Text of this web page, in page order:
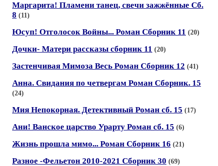
Маргарита! Пламени танец, свечи зажжённые Сб.
8 (11)
Юсуп! Отголосок Войны... Роман Сборник 11 (20)
Дочки- Матери рассказы сборник 11 (20)
Застенчивая Мимоза Весь Роман Сборник 12 (41)
Анна. Свидания по четвергам Роман Сборник. 15
(24)
Мия Непокорная. Детективный Роман сб. 15 (17)
Ани! Ванское царство Урарту Роман сб. 15 (6)
Жизнь прошла мимо... Роман Сборник 16 (21)
Разное -Фельетон 2010-2021 Сборник 30 (69)